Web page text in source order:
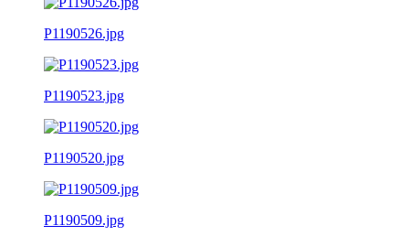
P1190526.jpg
P1190523.jpg
P1190520.jpg
P1190509.jpg